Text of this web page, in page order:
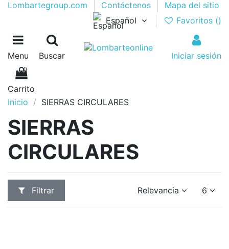
Lombartegroup.com Contáctenos
Mapa del sitio
Español
Favoritos ()
Menu Buscar Iniciar sesión
0
Carrito
Inicio
SIERRAS CIRCULARES
SIERRAS
CIRCULARES
Filtrar Relevancia 6